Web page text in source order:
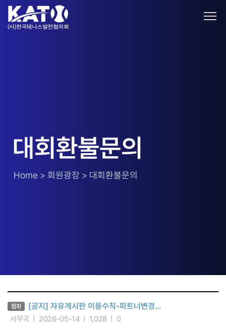
대회환불문의
Home > 회원광장 > 대회환불문의
협회 [공지] 자유게시판 이용수칙-파트너변경...
사무국 2026-05-14 1,028 0